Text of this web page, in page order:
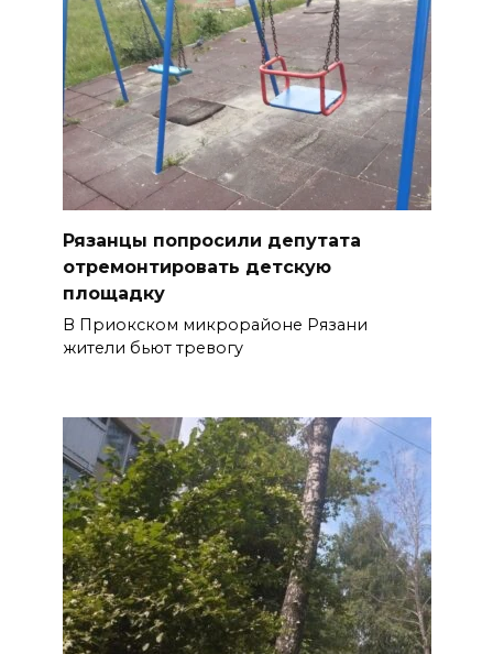
Рязанцы попросили депутата
отремонтировать детскую
площадку
В Приокском микрорайоне Рязани
жители бьют тревогу